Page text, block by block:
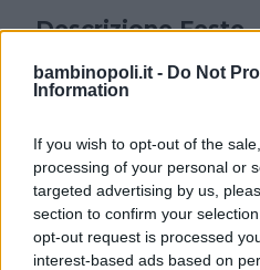
bambinopoli.it - Do Not
Information
If you wish to opt-out of the
processing of your personal or
targeted advertising by us,
section to confirm your
opt-out request is processed
interest-based ads based on
Descrizione Feste
Party Avventura si
un animatore oppure
professionista.